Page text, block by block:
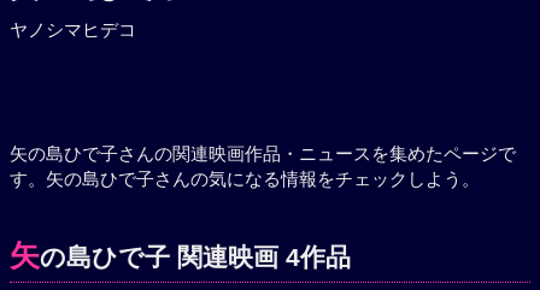
ヤノシマヒデコ
矢の島ひで子さんの関連映画作品・ニュースを集めたページで
す。矢の島ひで子さんの気になる情報をチェックしよう。
矢の島ひで子 関連映画 4作品